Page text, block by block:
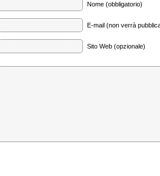
Nome (obbligatorio)
E-mail (non verrà
Sito Web (opzionale)